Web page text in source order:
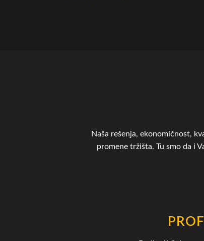
Naša rešenja, ekonomičnost,
promene tržišta. Tu smo da i